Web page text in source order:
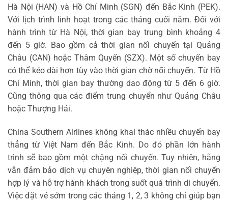
Hà Nội (HAN) và Hồ Chí Minh (SGN) đến Bắc Kinh (PEK).
Với lịch trình linh hoạt trong các tháng cuối năm. Đối với
hành trình từ Hà Nội, thời gian bay trung bình khoảng 4
đến 5 giờ. Bao gồm cả thời gian nối chuyến tại Quảng
Châu (CAN) hoặc Thâm Quyến (SZX). Một số chuyến bay
có thể kéo dài hơn tùy vào thời gian chờ nối chuyến. Từ Hồ
Chí Minh, thời gian bay thường dao động từ 5 đến 6 giờ.
Cũng thông qua các điểm trung chuyển như Quảng Châu
hoặc Thượng Hải.
China Southern Airlines không khai thác nhiều chuyến bay
thẳng từ Việt Nam đến Bắc Kinh. Do đó phần lớn hành
trình sẽ bao gồm một chặng nối chuyến. Tuy nhiên, hãng
vẫn đảm bảo dịch vụ chuyên nghiệp, thời gian nối chuyến
hợp lý và hỗ trợ hành khách trong suốt quá trình di chuyển.
Việc đặt vé sớm trong các tháng 1, 2, 3 không chỉ giúp bạn